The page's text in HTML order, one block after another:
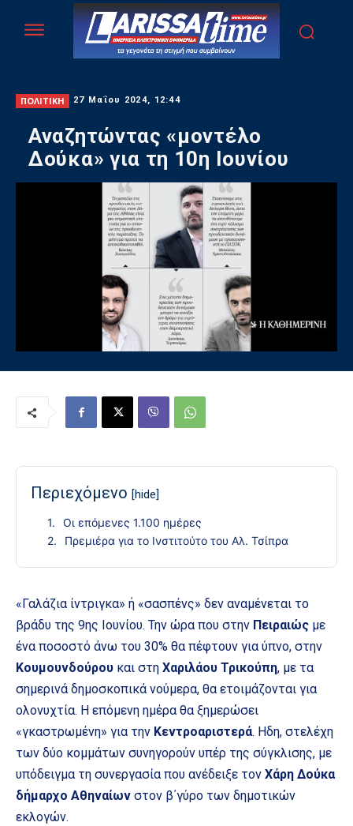
ΠΟΛΙΤΙΚΗ 27 Μαΐου 2024, 12:44
Αναζητώντας «μοντέλο
Δούκα» για τη 10η Ιουνίου
Περιεχόμενο [hide]
Οι επόμενες 1.100 ημέρες
Πρεμιέρα για το Ινστιτούτο του Αλ. Τσίπρα
«Γαλάζια ίντριγκα» ή «σασπένς» δεν αναμένεται το
βράδυ της 9ης Ιουνίου. Την ώρα που στην Πειραιώς με
ένα ποσοστό άνω του 30% θα πέφτουν για ύπνο, στην
Κουμουνδούρου και στη Χαριλάου Τρικούπη, με τα
σημερινά δημοσκοπικά νούμερα, θα ετοιμάζονται για
ολονυχτία. Η επόμενη ημέρα θα ξημερώσει
«γκαστρωμένη» για την Κεντροαριστερά. Ηδη, στελέχη
των δύο κομμάτων συνηγορούν υπέρ της σύγκλισης, με
υπόδειγμα τη συνεργασία που ανέδειξε τον Χάρη Δούκα
δήμαρχο Αθηναίων στον β΄γύρο των δημοτικών
εκλογών.